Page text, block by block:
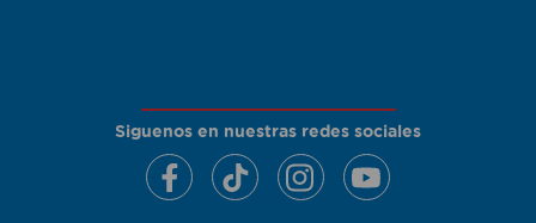
Siguenos en nuestras redes sociales